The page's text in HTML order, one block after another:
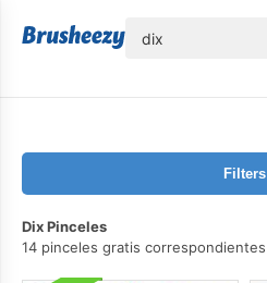
Filters
Dix Pinceles
14 pinceles gratis correspondientes